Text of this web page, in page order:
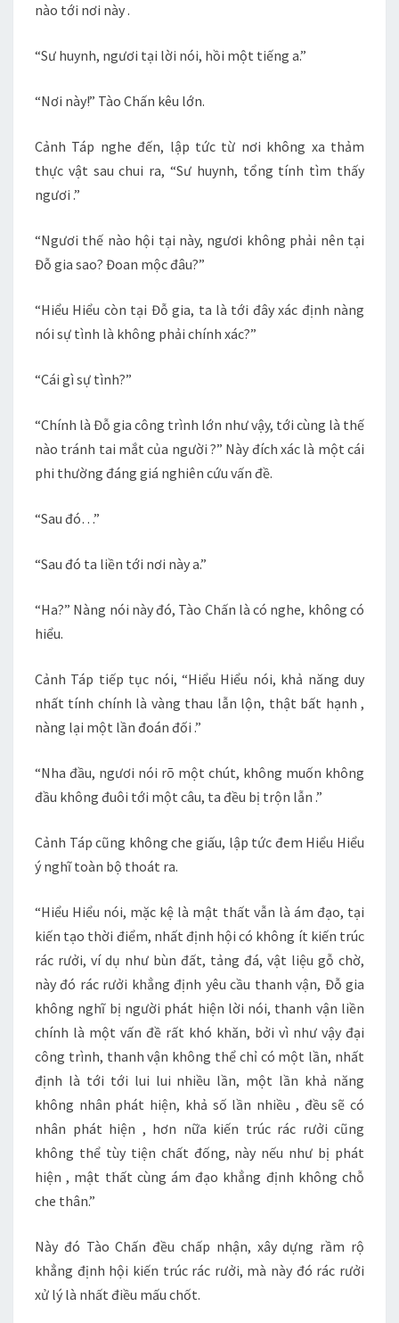
nào tới nơi này .
“Sư huynh, ngươi tại lời nói, hồi một tiếng a.”
“Nơi này!” Tào Chấn kêu lớn.
Cảnh Táp nghe đến, lập tức từ nơi không xa thảm
thực vật sau chui ra, “Sư huynh, tổng tính tìm thấy
ngươi .”
“Ngươi thế nào hội tại này, ngươi không phải nên tại
Đỗ gia sao? Đoan mộc đâu?”
“Hiểu Hiểu còn tại Đỗ gia, ta là tới đây xác định nàng
nói sự tình là không phải chính xác?”
“Cái gì sự tình?”
“Chính là Đỗ gia công trình lớn như vậy, tới cùng là thế
nào tránh tai mắt của người ?” Này đích xác là một cái
phi thường đáng giá nghiên cứu vấn đề.
“Sau đó…”
“Sau đó ta liền tới nơi này a.”
“Ha?” Nàng nói này đó, Tào Chấn là có nghe, không có
hiểu.
Cảnh Táp tiếp tục nói, “Hiểu Hiểu nói, khả năng duy
nhất tính chính là vàng thau lẫn lộn, thật bất hạnh ,
nàng lại một lần đoán đối .”
“Nha đầu, ngươi nói rõ một chút, không muốn không
đầu không đuôi tới một câu, ta đều bị trộn lẫn .”
Cảnh Táp cũng không che giấu, lập tức đem Hiểu Hiểu
ý nghĩ toàn bộ thoát ra.
“Hiểu Hiểu nói, mặc kệ là mật thất vẫn là ám đạo, tại
kiến tạo thời điểm, nhất định hội có không ít kiến trúc
rác rưởi, ví dụ như bùn đất, tảng đá, vật liệu gỗ chờ,
này đó rác rưởi khẳng định yêu cầu thanh vận, Đỗ gia
không nghĩ bị người phát hiện lời nói, thanh vận liền
chính là một vấn đề rất khó khăn, bởi vì như vậy đại
công trình, thanh vận không thể chỉ có một lần, nhất
định là tới tới lui lui nhiều lần, một lần khả năng
không nhân phát hiện, khả số lần nhiều , đều sẽ có
nhân phát hiện , hơn nữa kiến trúc rác rưởi cũng
không thể tùy tiện chất đống, này nếu như bị phát
hiện , mật thất cùng ám đạo khẳng định không chỗ
che thân.”
Này đó Tào Chấn đều chấp nhận, xây dựng rầm rộ
khẳng định hội kiến trúc rác rưởi, mà này đó rác rưởi
xử lý là nhất điều mấu chốt.